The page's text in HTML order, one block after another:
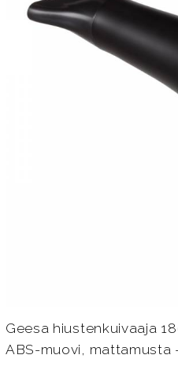
Geesa hiustenkuivaaja
ABS-muovi, mattamusta